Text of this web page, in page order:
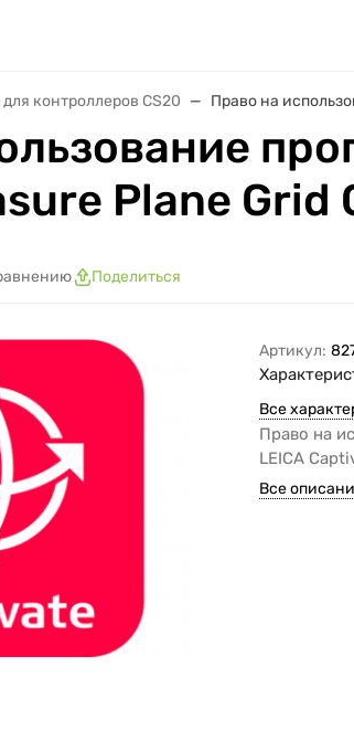
контроллеров CS20 Право на
Plane Grid
Поделиться
Артикул:
Все
Право на
LEICA
Все